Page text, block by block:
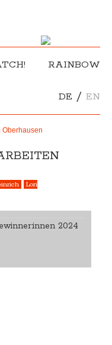
RAINBOW
DE / EN
Oberhausen
Lori
2024